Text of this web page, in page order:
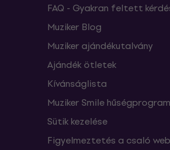
FAQ - Gyakran feltett
Muziker Blog
Muziker ajándékutalvány
Ajándék ötletek
Kívánságlista
Muziker Smile hűségprogram
Sütik kezelése
Figyelmeztetés a csaló